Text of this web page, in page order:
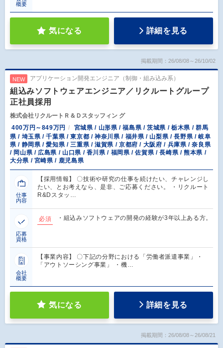
概要
気になる 詳細を見る
掲載期間：26/08/08～26/10/02
NEW アプリケーション開発エンジニア（制御・組み込み系）
組込みソフトウェアエンジニア／リクルートグループ
正社員採用
株式会社リクルートＲ＆Ｄスタッフィン グ
400万円～849万円
宮城県 / 山形県 / 福島県 / 茨城県 / 栃木県 / 群馬
県 / 埼玉県 / 千葉県 / 東京都 / 神奈川県 / 福井県 / 山梨県 / 長野県 / 岐阜
県 / 静岡県 / 愛知県 / 三重県 / 滋賀県 / 京都府 / 大阪府 / 兵庫県 / 奈良県
/ 岡山県 / 広島県 / 山口県 / 香川県 / 福岡県 / 佐賀県 / 長崎県 / 熊本県 /
大分県 / 宮崎県 / 鹿児島県
仕事
内容
【採用情報】 〇技術や研究の仕事を続けたい、チャレンジし
たい、とお考えなら、是非、ご応募ください。 ・リクルート
R&Dスタッ…
応募
資格
必須 ・組込みソフトウェアの開発の経験が3年以上ある方。
会社
概要
【事業内容】 〇下記の分野における「労働者派遣事業」・
「アウトソーシング事業」 ・機…
気になる 詳細を見る
掲載期間：26/08/08～26/08/21